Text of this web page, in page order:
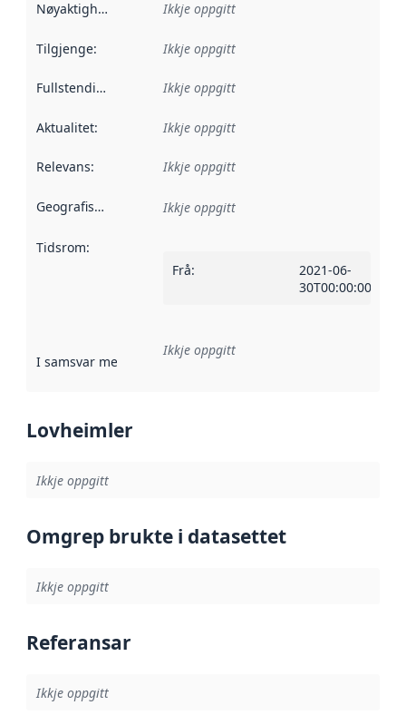
Nøyaktigheit Ikkje oppgitt
Tilgjenge: Ikkje oppgitt
Fullstendigheit Ikkje oppgitt
Aktualitet: Ikkje oppgitt
Relevans: Ikkje oppgitt
Geografisk område Ikkje oppgitt
Tidsrom:
Frå:
2021-06-
30T00:00:00Z
I samsvar med Referanse til ei implementeringsregel eller
Ikkje oppgitt
Lovheimler
Ikkje oppgitt
Omgrep brukte i datasettet
Ikkje oppgitt
Referansar
Ikkje oppgitt